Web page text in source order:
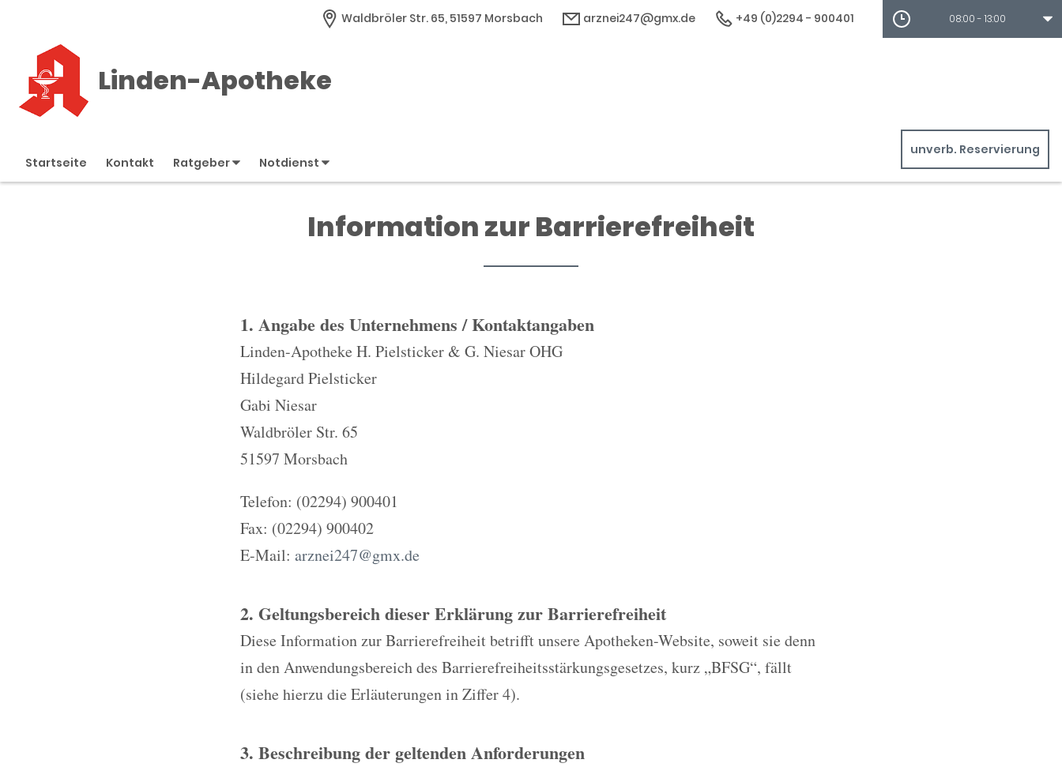
Waldbröler Str. 65, 51597 Morsbach arznei247@gmx.de +49 (0)2294 - 900401 08:00 - 13:00
Linden-Apotheke
Startseite Kontakt Ratgeber Notdienst
unverb. Reservierung
Information zur Barrierefreiheit
1. Angabe des Unternehmens / Kontaktangaben
Linden-Apotheke H. Pielsticker & G. Niesar OHG
Hildegard Pielsticker
Gabi Niesar
Waldbröler Str. 65
51597 Morsbach
Telefon: (02294) 900401
Fax: (02294) 900402
E-Mail: arznei247@gmx.de
2. Geltungsbereich dieser Erklärung zur Barrierefreiheit
Diese Information zur Barrierefreiheit betrifft unsere Apotheken-Website, soweit sie denn
in den Anwendungsbereich des Barrierefreiheitsstärkungsgesetzes, kurz „BFSG“, fällt
(siehe hierzu die Erläuterungen in Ziffer 4).
3. Beschreibung der geltenden Anforderungen